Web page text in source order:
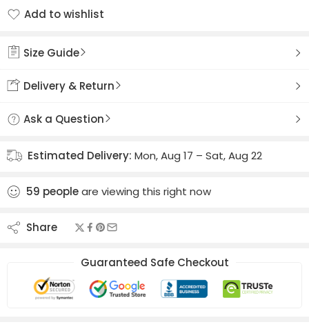
Add to wishlist
Size Guide
Delivery & Return
Ask a Question
Estimated Delivery: Mon, Aug 17 – Sat, Aug 22
59 peopleare viewing this right now
Share
Guaranteed Safe Checkout